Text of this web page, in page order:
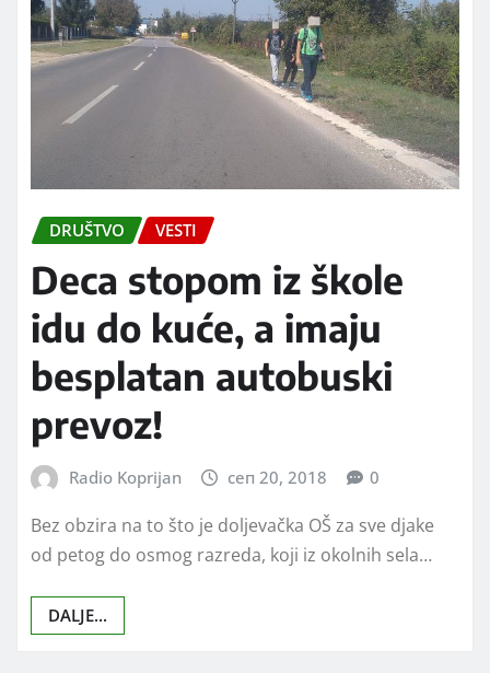
DRUŠTVO VESTI
Deca stopom iz škole
idu do kuće, a imaju
besplatan autobuski
prevoz!
Radio Koprijan сеп 20, 2018 0
Bez obzira na to što je doljevačka OŠ za sve djake
od petog do osmog razreda, koji iz okolnih sela…
DALJE...